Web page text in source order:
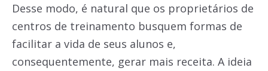
Desse modo, é natural que os proprietários de
centros de treinamento busquem formas de
facilitar a vida de seus alunos e,
consequentemente, gerar mais receita. A ideia